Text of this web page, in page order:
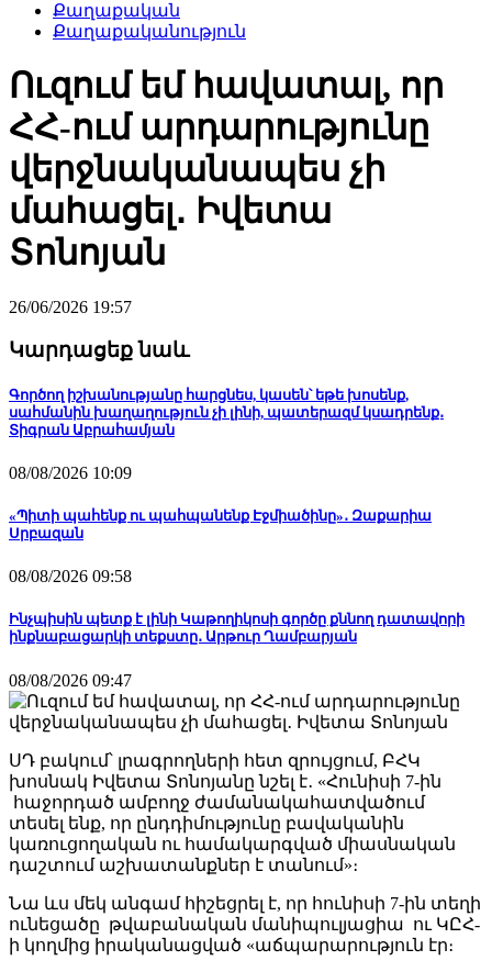
Քաղաքական
Քաղաքականություն
Ուզում եմ հավատալ, որ
ՀՀ-ում արդարությունը
վերջնականապես չի
մահացել․ Իվետա
Տոնոյան
26/06/2026 19:57
Կարդացեք նաև
Գործող իշխանությանը հարցնես, կասեն՝ եթե խոսենք,
սահմանին խաղաղություն չի լինի, պատերազմ կսադրենք․
Տիգրան Աբրահամյան
08/08/2026 10:09
«Պիտի պահենք ու պահպանենք Էջմիածինը»․ Զաքարիա
Սրբազան
08/08/2026 09:58
Ինչպիսին պետք է լինի Կաթողիկոսի գործը քննող դատավորի
ինքնաբացարկի տեքստը․ Արթուր Ղամբարյան
08/08/2026 09:47
ՍԴ բակում՝ լրագրողների հետ զրույցում, ԲՀԿ
խոսնակ Իվետա Տոնոյանը նշել է․ «Հունիսի 7-ին
հաջորդած ամբողջ ժամանակահատվածում
տեսել ենք, որ ընդդիմությունը բավականին
կառուցողական ու համակարգված միասնական
դաշտում աշխատանքներ է տանում»։
Նա ևս մեկ անգամ հիշեցրել է, որ հունիսի 7-ին տեղի
ունեցածը թվաբանական մանիպուլյացիա ու ԿԸՀ-
ի կողմից իրականացված «աճպարարություն էր։